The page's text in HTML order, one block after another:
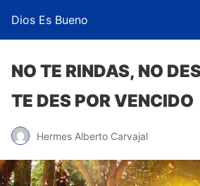
Dios Es Bueno
NO TE RINDAS, NO
TE DES POR VENCIDO
Hermes Alberto Carvajal